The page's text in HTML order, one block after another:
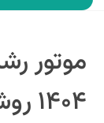
موتور
۱۴۰۴ روشن شد!